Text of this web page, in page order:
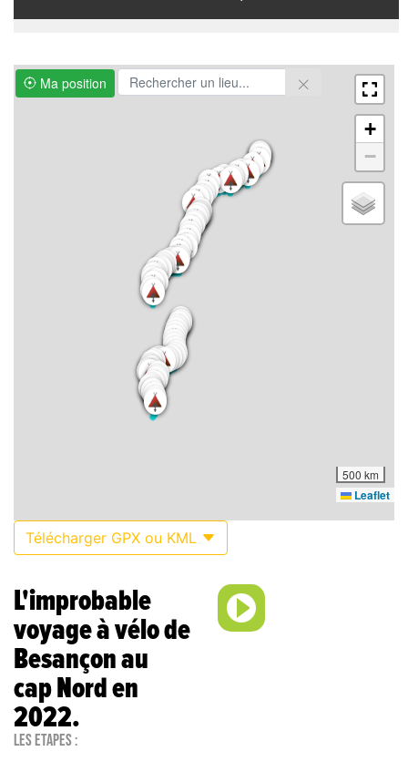
Ma position
+
−
500 km
Leaflet
Télécharger GPX ou KML
L'improbable
voyage à vélo de
Besançon au
cap Nord en
2022.
Les étapes :